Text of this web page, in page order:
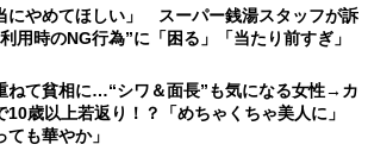
にやめてほしい」 スーパー銭湯スタッフが訴
用時のNG行為”に「困る」「当たり前すぎ」
ねて貧相に…“シワ＆面長”も気になる女性→カ
10歳以上若返り！？「めちゃくちゃ美人に」
ても華やか」